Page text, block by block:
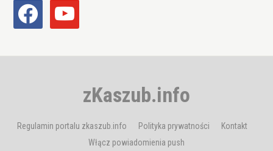
facebook youtube
zKaszub.info
Regulamin portalu zkaszub.info Polityka prywatności
Kontakt
Włącz powiadomienia push